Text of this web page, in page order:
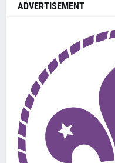
ADVERTISEMENT